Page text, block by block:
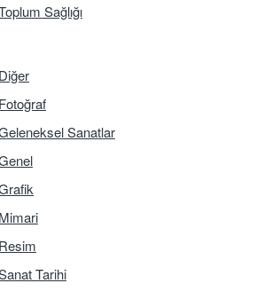
Sağlığı
Diğer
Fotoğraf
Sanatlar
Mimari
Resim
Tarihi